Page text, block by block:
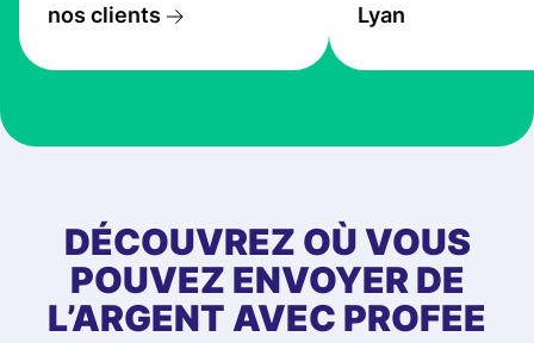
nos clients
the exchange
at Profee is very
first started
app, and they
quick to provide
and helpful
Lyan
DÉCOUVREZ OÙ VOUS
POUVEZ ENVOYER DE
L’ARGENT AVEC PROFEE